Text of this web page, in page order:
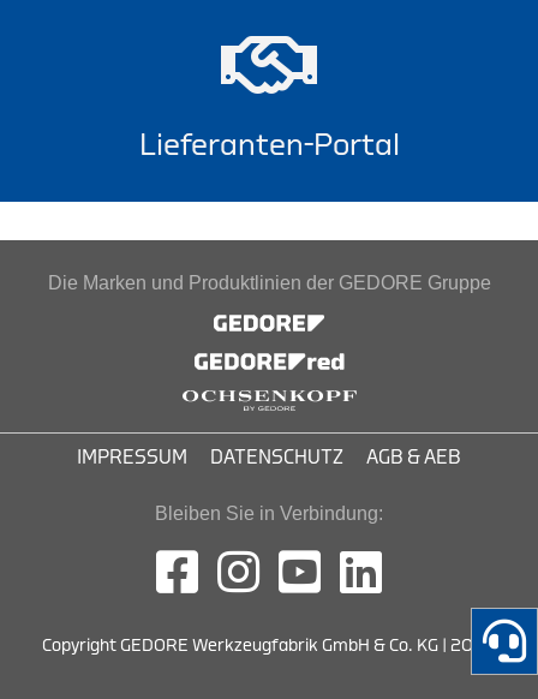
Lieferanten-Portal
Die Marken und Produktlinien der GEDORE Gruppe
IMPRESSUM DATENSCHUTZ AGB & AEB
Bleiben Sie in Verbindung:
Copyright GEDORE Werkzeugfabrik GmbH & Co. KG | 2026